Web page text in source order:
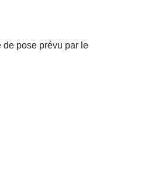
de pose prévu par le